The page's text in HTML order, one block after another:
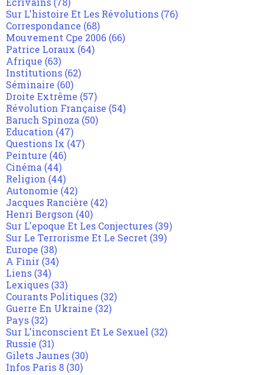
Sur L'histoire Et Les Révolutions (76)
Correspondance (68)
Mouvement Cpe 2006 (66)
Patrice Loraux (64)
Afrique (63)
Institutions (62)
Séminaire (60)
Droite Extrême (57)
Révolution Française (54)
Baruch Spinoza (50)
Education (47)
Questions Ix (47)
Peinture (46)
Cinéma (44)
Religion (44)
Autonomie (42)
Jacques Rancière (42)
Henri Bergson (40)
Sur L'epoque Et Les Conjectures (39)
Sur Le Terrorisme Et Le Secret (39)
Europe (38)
A Finir (34)
Liens (34)
Lexiques (33)
Courants Politiques (32)
Guerre En Ukraine (32)
Pays (32)
Sur L'inconscient Et Le Sexuel (32)
Russie (31)
Gilets Jaunes (30)
Infos Paris 8 (30)